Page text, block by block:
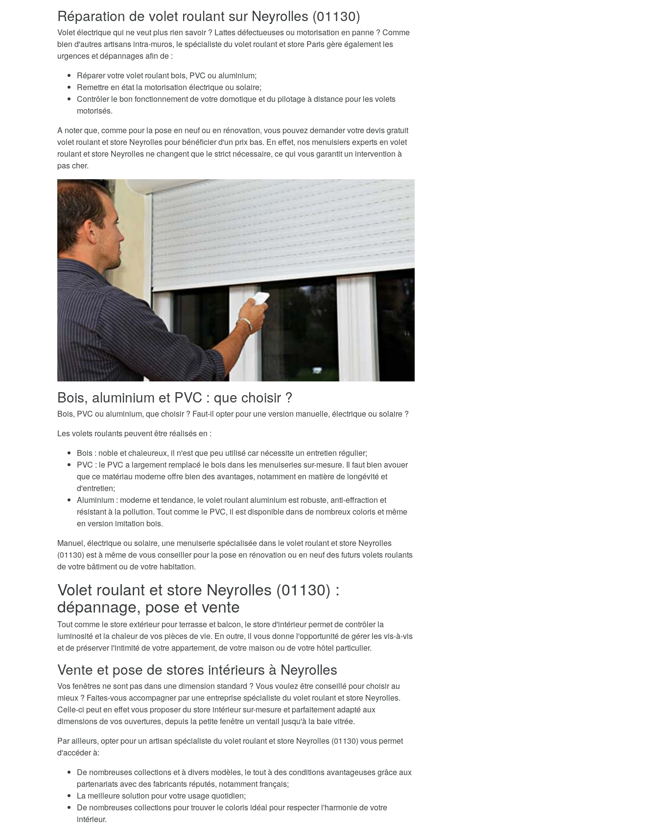
Réparation de volet roulant sur Neyrolles (01130)
Volet électrique qui ne veut plus rien savoir ? Lattes défectueuses ou motorisation en panne ? Comme
bien d'autres artisans intra-muros, le spécialiste du volet roulant et store Paris gère également les
urgences et dépannages afin de :
Réparer votre volet roulant bois, PVC ou aluminium;
Remettre en état la motorisation électrique ou solaire;
Contrôler le bon fonctionnement de votre domotique et du pilotage à distance pour les volets
motorisés.
A noter que, comme pour la pose en neuf ou en rénovation, vous pouvez demander votre devis gratuit
volet roulant et store Neyrolles pour bénéficier d'un prix bas. En effet, nos menuisiers experts en volet
roulant et store Neyrolles ne changent que le strict nécessaire, ce qui vous garantit un intervention à
pas cher.
Bois, aluminium et PVC : que choisir ?
Bois, PVC ou aluminium, que choisir ? Faut-il opter pour une version manuelle, électrique ou solaire ?
Les volets roulants peuvent être réalisés en :
Bois : noble et chaleureux, il n'est que peu utilisé car nécessite un entretien régulier;
PVC : le PVC a largement remplacé le bois dans les menuiseries sur-mesure. Il faut bien avouer
que ce matériau moderne offre bien des avantages, notamment en matière de longévité et
d'entretien;
Aluminium : moderne et tendance, le volet roulant aluminium est robuste, anti-effraction et
résistant à la pollution. Tout comme le PVC, il est disponible dans de nombreux coloris et même
en version imitation bois.
Manuel, électrique ou solaire, une menuiserie spécialisée dans le volet roulant et store Neyrolles
(01130) est à même de vous conseiller pour la pose en rénovation ou en neuf des futurs volets roulants
de votre bâtiment ou de votre habitation.
Volet roulant et store Neyrolles (01130) :
dépannage, pose et vente
Tout comme le store extérieur pour terrasse et balcon, le store d'intérieur permet de contrôler la
luminosité et la chaleur de vos pièces de vie. En outre, il vous donne l'opportunité de gérer les vis-à-vis
et de préserver l'intimité de votre appartement, de votre maison ou de votre hôtel particulier.
Vente et pose de stores intérieurs à Neyrolles
Vos fenêtres ne sont pas dans une dimension standard ? Vous voulez être conseillé pour choisir au
mieux ? Faites-vous accompagner par une entreprise spécialiste du volet roulant et store Neyrolles.
Celle-ci peut en effet vous proposer du store intérieur sur-mesure et parfaitement adapté aux
dimensions de vos ouvertures, depuis la petite fenêtre un ventail jusqu'à la baie vitrée.
Par ailleurs, opter pour un artisan spécialiste du volet roulant et store Neyrolles (01130) vous permet
d'accéder à:
De nombreuses collections et à divers modèles, le tout à des conditions avantageuses grâce aux
partenariats avec des fabricants réputés, notamment français;
La meilleure solution pour votre usage quotidien;
De nombreuses collections pour trouver le coloris idéal pour respecter l'harmonie de votre
intérieur.